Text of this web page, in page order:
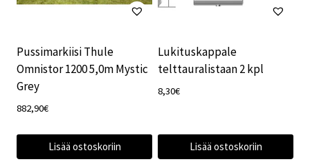
Pussimarkiisi Thule
Omnistor 1200 5,0m Mystic
Grey
882,90€
Lisää ostoskoriin
Lukituskappale
telttauralistaan 2 kpl
8,30€
Lisää ostoskoriin